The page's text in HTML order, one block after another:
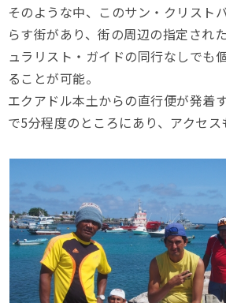
そのような中、このサン・クリスト
らす街があり、街の周辺の指定され
ュラリスト・ガイドの同行なしでも
ることが可能。
エクアドル本土からの直行便が発着
で5分程度のところにあり、アクセス